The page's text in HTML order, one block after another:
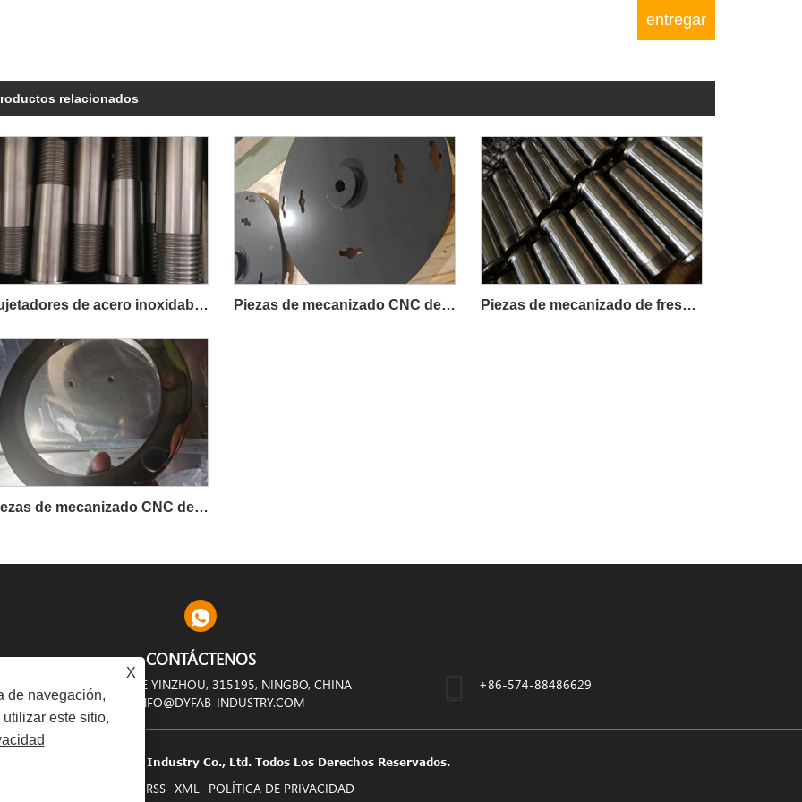
relacionados
Sujetadores de acero inoxidable de acero de precisión IATF Piezas de mecanizado CNC de precisión Piezas de mecanizado de fresado de precisión
Piezas de mecanizado CNC de precisión IATF 16949
CONTÁCTENOS
FAN SHIDU, DISTRITO DE YINZHOU, 315195, NINGBO, CHINA
+86-574-88486629
INFO@DYFAB-INDUSTRY.COM
© 2024 Ningbo Dyfab Industry Co., Ltd. Todos Los Derechos Reservados.
RSS XML POLÍTICA DE PRIVACIDAD
X
de navegación,
este sitio,